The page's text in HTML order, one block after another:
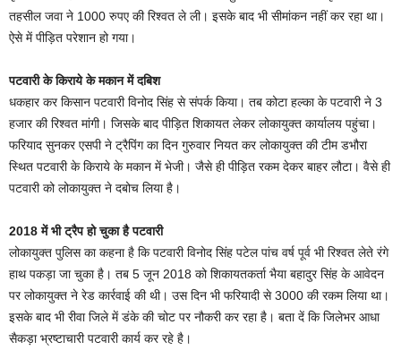
तहसील जवा ने 1000 रुपए की रिश्वत ले ली। इसके बाद भी सीमांकन नहीं कर रहा था।
ऐसे में पीड़ित परेशान हो गया।
पटवारी के किराये के मकान में दबिश
धकहार कर किसान पटवारी विनोद सिंह से संपर्क किया। तब कोटा हल्का के पटवारी ने 3
हजार की रिश्वत मांगी। जिसके बाद पीड़ित शिकायत लेकर लोकायुक्त कार्यालय पहुंचा।
फरियाद सुनकर एसपी ने ट्रैपिंग का दिन गुरुवार नियत कर लोकायुक्त की टीम डभौरा
स्थित पटवारी के किराये के मकान में भेजी। जैसे ही पीड़ित रकम देकर बाहर लाैटा। वैसे ही
पटवारी को लोकायुक्त ने दबोच लिया है।
2018 में भी ट्रैप हो चुका है पटवारी
लोकायुक्त पुलिस का कहना है कि पटवारी विनोद सिंह पटेल पांच वर्ष पूर्व भी रिश्वत लेते रंगे
हाथ पकड़ा जा चुका है। तब 5 जून 2018 को शिकायतकर्ता भैया बहादुर सिंह के आवेदन
पर लोकायुक्त ने रेड कार्रवाई की थी। उस दिन भी फरियादी से 3000 की रकम लिया था।
इसके बाद भी रीवा जिले में डंके की चोट पर नौकरी कर रहा है। बता दें कि जिलेभर आधा
सैकड़ा भ्रष्टाचारी पटवारी कार्य कर रहे है।